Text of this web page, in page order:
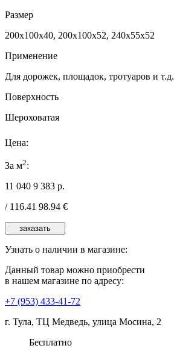
Размер
200x100x40, 200x100x52, 240x55x52
Применение
Для дорожек, площадок, тротуаров и т.д.
Поверхность
Шероховатая
Цена:
За м2:
11 040 9 383 р.
/ 116.41 98.94 €
Узнать о наличии в магазине:
Данный товар можно приобрести
в нашем магазине по адресу:
+7 (953) 433-41-72
г. Тула, ТЦ Медведь, улица Мосина, 2
Бесплатно